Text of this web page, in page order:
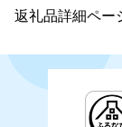
返礼品詳細ペー